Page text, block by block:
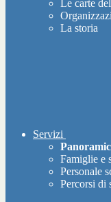
Le carte
La storia
Servizi
Famiglie e
Personale
Percorsi di